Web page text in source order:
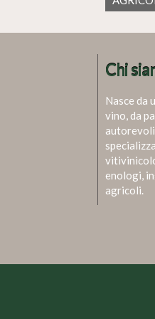
Chi
Nasce da
vino, da
autorevoli
enologi,
agricoli.